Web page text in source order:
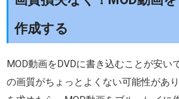
作成する
MOD動画をDVDに書き込むことが安い
の画質がちょっとよくない可能性があ